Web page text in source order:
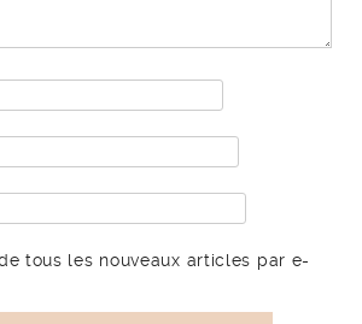
tous les nouveaux articles par e-